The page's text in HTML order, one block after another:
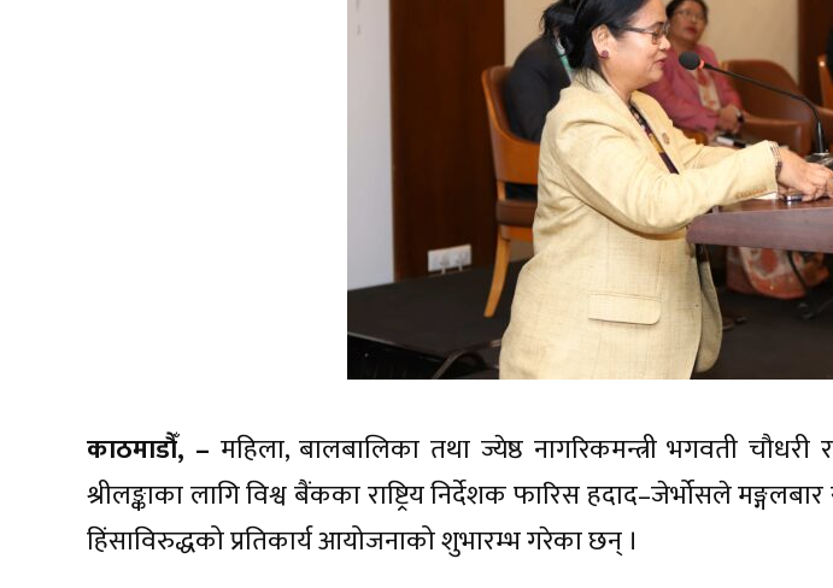
काठमाडौँ, – महिला, बालबालिका तथा ज्येष्ठ नागरिकमन्त्री भगवती चौधरी
श्रीलङ्काका लागि विश्व बैंकका राष्ट्रिय निर्देशक फारिस हदाद–जेर्भोसले
हिंसाविरुद्धको प्रतिकार्य आयोजनाको शुभारम्भ गरेका छन् ।